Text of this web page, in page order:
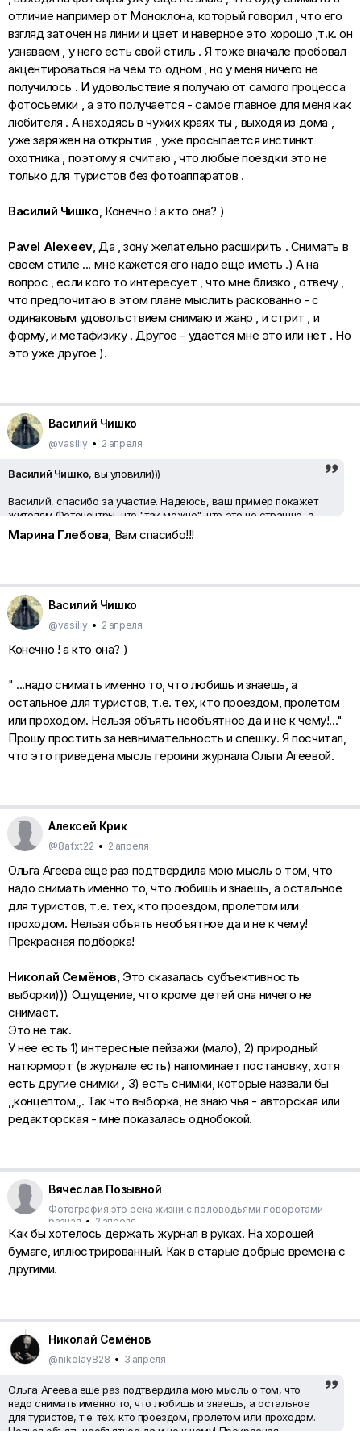
отличие например от Моноклона, который говорил , что его
взгляд заточен на линии и цвет и наверное это хорошо ,т.к. он
узнаваем , у него есть свой стиль . Я тоже вначале пробовал
акцентироваться на чем то одном , но у меня ничего не
получилось . И удовольствие я получаю от самого процесса
фотосьемки , а это получается - самое главное для меня как
любителя . А находясь в чужих краях ты , выходя из дома ,
уже заряжен на открытия , уже просыпается инстинкт
охотника , поэтому я считаю , что любые поездки это не
только для туристов без фотоаппаратов .
Василий Чишко, Конечно ! а кто она? )
Pavel Alexeev, Да , зону желательно расширить . Снимать в
своем стиле ... мне кажется его надо еще иметь .) А на
вопрос , если кого то интересует , что мне близко , отвечу ,
что предпочитаю в этом плане мыслить раскованно - с
одинаковым удовольствием снимаю и жанр , и стрит , и
форму, и метафизику . Другое - удается мне это или нет . Но
это уже другое ).
Василий Чишко
@vasiliy • 2 апреля
Василий Чишко, вы уловили)))
Василий, спасибо за участие. Надеюсь, ваш пример покажет
жителям Фотоцентры, что "так можно", что это не страшно, а
интересно — поделиться своими мыслями и впечатлениями
о фотографе или фотографиях, которые нравятся. Или
удержать внутри себя, потому что они кому-то ещё должны
пригодиться.
Приглашаем. Обращайтесь к любому из нас здесь или в
Поможем, подскажем и снова поможем.
Марина Глебова, Вам спасибо!!!
Василий Чишко
@vasiliy • 2 апреля
Конечно ! а кто она? )
" ...надо снимать именно то, что любишь и знаешь, а
остальное для туристов, т.е. тех, кто проездом, пролетом
или проходом. Нельзя объять необъятное да и не к чему!..."
Прошу простить за невнимательность и спешку. Я посчитал,
что это приведена мысль героини журнала Ольги Агеевой.
Алексей Крик
@8afxt22 • 2 апреля
Ольга Агеева еще раз подтвердила мою мысль о том, что
надо снимать именно то, что любишь и знаешь, а остальное
для туристов, т.е. тех, кто проездом, пролетом или
проходом. Нельзя объять необъятное да и не к чему!
Прекрасная подборка!
Николай Семёнов, Это сказалась субъективность
выборки))) Ощущение, что кроме детей она ничего не
снимает.
Это не так.
У нее есть 1) интересные пейзажи (мало), 2) природный
натюрморт (в журнале есть) напоминает постановку, хотя
есть другие снимки , 3) есть снимки, которые назвали бы
,,концептом,,. Так что выборка, не знаю чья - авторская или
редакторская - мне показалась однобокой.
Вячеслав Позывной
Фотография это река жизни с половодьями поворотами
разная • 2 апреля
Как бы хотелось держать журнал в руках. На хорошей
бумаге, иллюстрированный. Как в старые добрые времена с
другими.
Николай Семёнов
@nikolay828 • 3 апреля
Ольга Агеева еще раз подтвердила мою мысль о том, что
надо снимать именно то, что любишь и знаешь, а остальное
для туристов, т.е. тех, кто проездом, пролетом или проходом.
Нельзя объять необъятное да и не к чему! Прекрасная